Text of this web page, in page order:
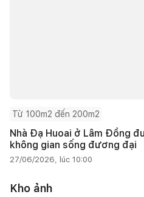
Từ 100m2 đến 200m2
Nhà Đạ Huoai ở Lâm Đồng
không gian sống đương đại
27/06/2026, lúc 10:00
Kho ảnh